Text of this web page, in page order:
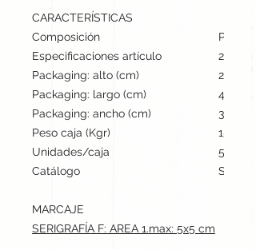
CARACTERÍSTICAS
Composición
Especificaciones artículo
24 cm
Packaging: alto (cm)
22
Packaging: largo (cm)
42
Packaging: ancho (cm)
36
Peso caja (Kgr)
15
Unidades/caja
50
Catálogo
Stock
MARCAJE
SERIGRAFÍA F: AREA 1.max: 5x5 cm